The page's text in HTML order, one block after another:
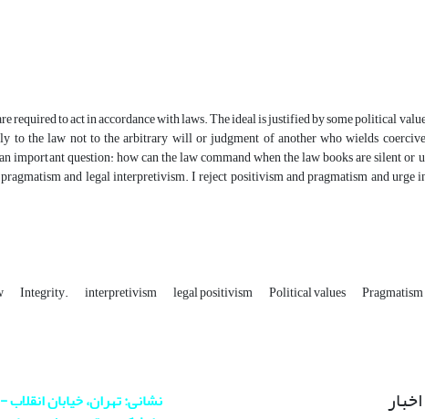
required to act in accordance with laws. The ideal is justified by some political
to the law not to the arbitrary will or judgment of another who wields
important question: how can the law command when the law books are silent
and legal interpretivism. I reject positivism and pragmatism and
Integrity. interpretivism legal positivism Political values Pragmatism
نشانی: تهران، خیابان